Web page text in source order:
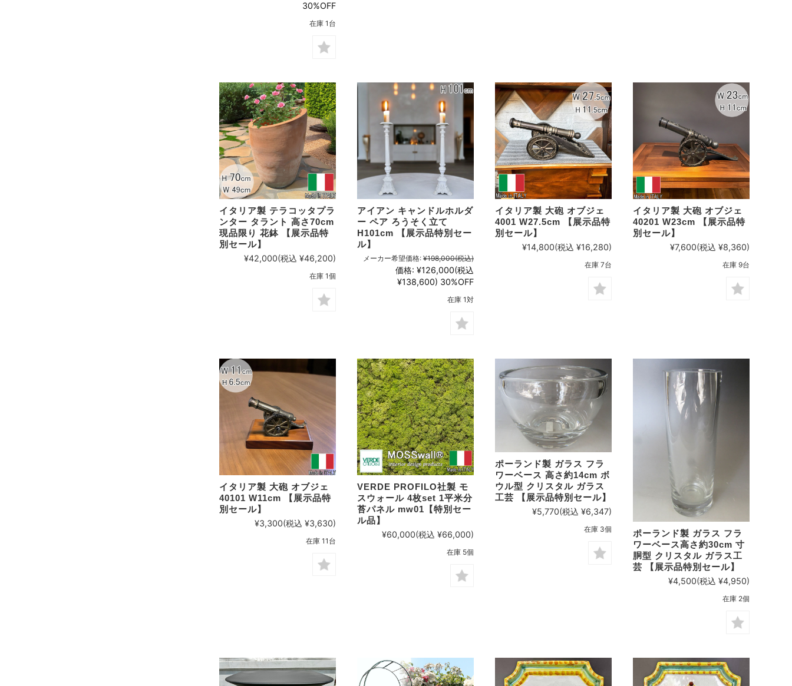
30%OFF
在庫 1台
イタリア製 テラコッタプラ
ンター タラント 高さ70cm
現品限り 花鉢 【展示品特
別セール】
¥42,000(税込 ¥46,200)
在庫 1個
アイアン キャンドルホルダ
ー ペア ろうそく立て
H101cm 【展示品特別セー
ル】
メーカー希望価格: ¥198,000(税込)
価格: ¥126,000(税込
¥138,600) 30%OFF
在庫 1対
イタリア製 大砲 オブジェ
4001 W27.5cm 【展示品特
別セール】
¥14,800(税込 ¥16,280)
在庫 7台
イタリア製 大砲 オブジェ
40201 W23cm 【展示品特
別セール】
¥7,600(税込 ¥8,360)
在庫 9台
イタリア製 大砲 オブジェ
40101 W11cm 【展示品特
別セール】
¥3,300(税込 ¥3,630)
在庫 11台
VERDE PROFILO社製 モ
スウォール 4枚set 1平米分
苔パネル mw01【特別セー
ル品】
¥60,000(税込 ¥66,000)
在庫 5個
ポーランド製 ガラス フラ
ワーベース 高さ約14cm ボ
ウル型 クリスタル ガラス
工芸 【展示品特別セール】
¥5,770(税込 ¥6,347)
在庫 3個
ポーランド製 ガラス フラ
ワーベース高さ約30cm 寸
胴型 クリスタル ガラス工
芸 【展示品特別セール】
¥4,500(税込 ¥4,950)
在庫 2個